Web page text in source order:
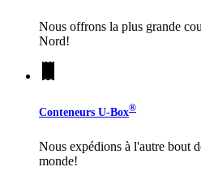
Nous offrons la plus grande
Nord!
Conteneurs U-Box®
Nous expédions à l'autre bout
monde!